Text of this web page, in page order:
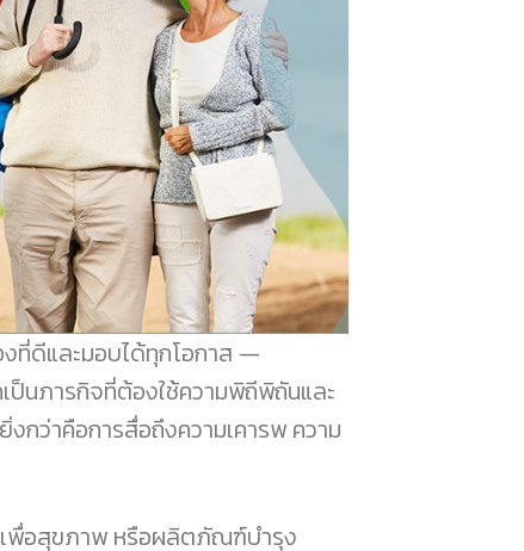
ที่ดีและมอบได้ทุกโอกาส
นภารกิจที่ต้องใช้ความพิถีพิถันและ
กว่าคือการสื่อถึงความเคารพ ความ
เพื่อสุขภาพ หรือผลิตภัณฑ์บำรุง